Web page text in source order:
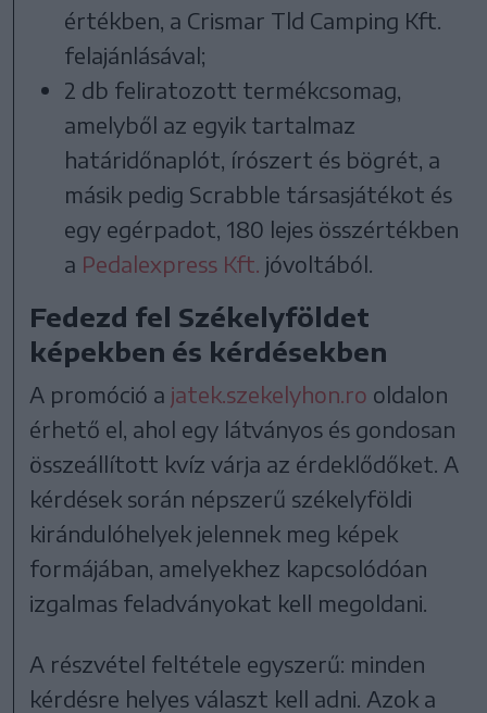
értékben, a Crismar Tld Camping Kft.
felajánlásával;
2 db feliratozott termékcsomag,
amelyből az egyik tartalmaz
határidőnaplót, írószert és bögrét, a
másik pedig Scrabble társasjátékot és
egy egérpadot, 180 lejes összértékben
a Pedalexpress Kft. jóvoltából.
Fedezd fel Székelyföldet
képekben és kérdésekben
A promóció a jatek.szekelyhon.ro oldalon
érhető el, ahol egy látványos és gondosan
összeállított kvíz várja az érdeklődőket. A
kérdések során népszerű székelyföldi
kirándulóhelyek jelennek meg képek
formájában, amelyekhez kapcsolódóan
izgalmas feladványokat kell megoldani.
A részvétel feltétele egyszerű: minden
kérdésre helyes választ kell adni. Azok a